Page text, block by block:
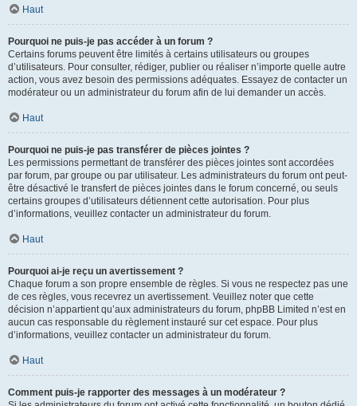
Haut
Pourquoi ne puis-je pas accéder à un forum ?
Certains forums peuvent être limités à certains utilisateurs ou groupes
d’utilisateurs. Pour consulter, rédiger, publier ou réaliser n’importe quelle autre
action, vous avez besoin des permissions adéquates. Essayez de contacter un
modérateur ou un administrateur du forum afin de lui demander un accès.
Haut
Pourquoi ne puis-je pas transférer de pièces jointes ?
Les permissions permettant de transférer des pièces jointes sont accordées
par forum, par groupe ou par utilisateur. Les administrateurs du forum ont peut-
être désactivé le transfert de pièces jointes dans le forum concerné, ou seuls
certains groupes d’utilisateurs détiennent cette autorisation. Pour plus
d’informations, veuillez contacter un administrateur du forum.
Haut
Pourquoi ai-je reçu un avertissement ?
Chaque forum a son propre ensemble de règles. Si vous ne respectez pas une
de ces règles, vous recevrez un avertissement. Veuillez noter que cette
décision n’appartient qu’aux administrateurs du forum, phpBB Limited n’est en
aucun cas responsable du règlement instauré sur cet espace. Pour plus
d’informations, veuillez contacter un administrateur du forum.
Haut
Comment puis-je rapporter des messages à un modérateur ?